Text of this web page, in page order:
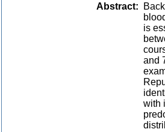
Abstract:
is
and
with